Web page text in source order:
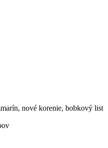
nové korenie, bobkový list